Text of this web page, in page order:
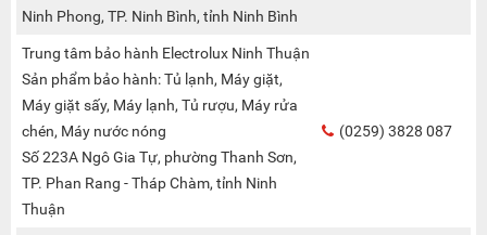
Ninh Phong, TP. Ninh Bình, tỉnh Ninh Bình
Trung tâm bảo hành Electrolux Ninh Thuận
Sản phẩm bảo hành: Tủ lạnh, Máy giặt,
Máy giặt sấy, Máy lạnh, Tủ rượu, Máy rửa
chén, Máy nước nóng
Số 223A Ngô Gia Tự, phường Thanh Sơn,
TP. Phan Rang - Tháp Chàm, tỉnh Ninh
Thuận
(0259) 3828 087